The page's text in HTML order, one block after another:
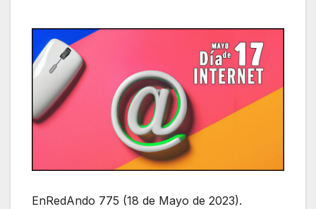
EnRedAndo 775 (18 de Mayo de 2023).